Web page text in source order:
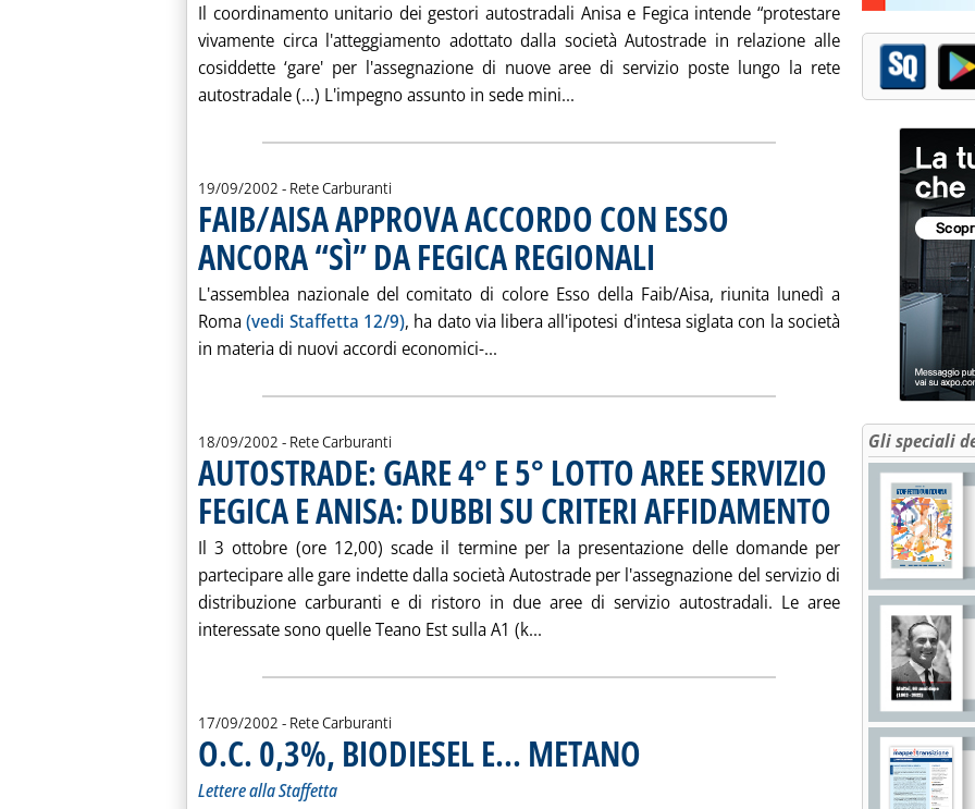
Il coordinamento unitario dei gestori autostradali Anisa e Fegica intende “protestare
vivamente circa l'atteggiamento adottato dalla società Autostrade in relazione alle
cosiddette ‘gare' per l'assegnazione di nuove aree di servizio poste lungo la rete
autostradale (…) L'impegno assunto in sede mini... Leggi tutta la notizia: 'AUTOSTRADE: RISPUNTA
19/09/2002 - Rete Carburanti
FAIB/AISA APPROVA ACCORDO CON ESSO
ANCORA “SÌ” DA FEGICA REGIONALI
L'assemblea nazionale del comitato di colore Esso della Faib/Aisa, riunita lunedì a
Roma(vedi Staffetta 12/9), ha dato via libera all'ipotesi d'intesa siglata con la società
in materia di nuovi accordi economici-... Leggi tutta la notizia: 'FAIB/AISA APPROVA ACCORDO CON
18/09/2002 - Rete Carburanti
AUTOSTRADE: GARE 4° E 5° LOTTO AREE SERVIZIO
FEGICA E ANISA: DUBBI SU CRITERI AFFIDAMENTO . Pubblicata mercoledì 18
Il 3 ottobre (ore 12,00) scade il termine per la presentazione delle domande per
partecipare alle gare indette dalla società Autostrade per l'assegnazione del servizio di
distribuzione carburanti e di ristoro in due aree di servizio autostradali. Le aree
interessate sono quelle Teano Est sulla A1 (k... Leggi tutta la notizia: 'AUTOSTRADE: GARE 4° E 5°
17/09/2002 - Rete Carburanti
O.C. 0,3%, BIODIESEL E... METANO . Pubblicata martedì 17 settembre 2002 alle 16.16.
Lettere alla Staffetta
Gli speciali